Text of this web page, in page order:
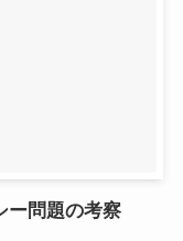
ー問題の考察